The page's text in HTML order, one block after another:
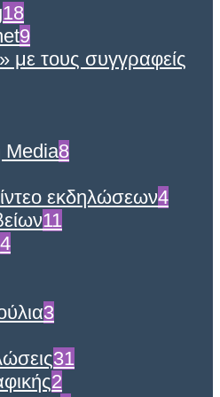
18
9
με τους συγγραφείς
Media8
εκδηλώσεων4
11
4
3
31
2